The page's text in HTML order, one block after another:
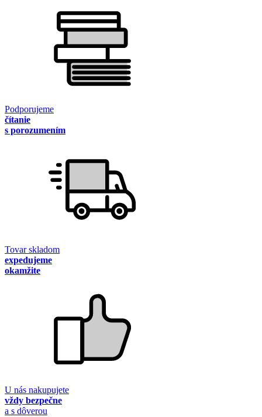
Podporujeme
čítanie
s porozumením
Tovar skladom
expedujeme
okamžite
U nás nakupujete
vždy bezpečne
a s dôverou